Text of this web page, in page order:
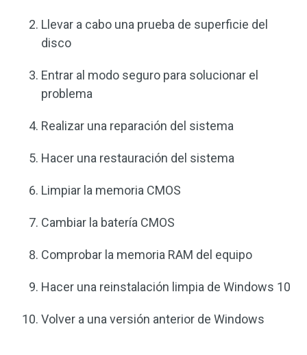
Llevar a cabo una prueba de superficie del
disco
Entrar al modo seguro para solucionar el
problema
Realizar una reparación del sistema
Hacer una restauración del sistema
Limpiar la memoria CMOS
Cambiar la batería CMOS
Comprobar la memoria RAM del equipo
Hacer una reinstalación limpia de Windows 10
Volver a una versión anterior de Windows